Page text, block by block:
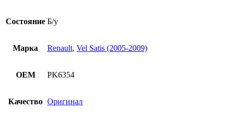
Состояние Б/у
Марка Renault, Vel Satis (2005-2009)
OEM PK6354
Качество Оригинал